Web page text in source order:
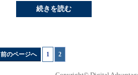
続きを読む
前のページへ 1 2